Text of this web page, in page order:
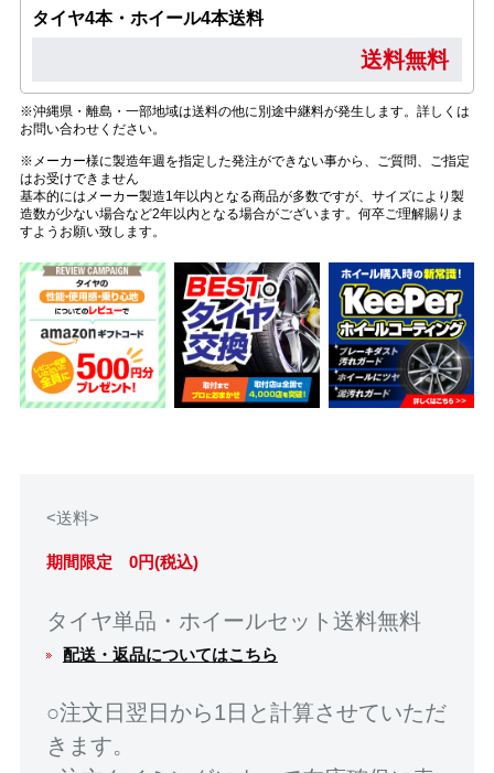
タイヤ4本・ホイール4本送料
送料無料
※沖縄県・離島・一部地域は送料の他に別途中継料が発生します。詳しくは
お問い合わせください。
※メーカー様に製造年週を指定した発注ができない事から、ご質問、ご指定
はお受けできません
基本的にはメーカー製造1年以内となる商品が多数ですが、サイズにより製
造数が少ない場合など2年以内となる場合がございます。何卒ご理解賜りま
すようお願い致します。
<送料>
期間限定 0円(税込)
タイヤ単品・ホイールセット送料無料
配送・返品についてはこちら
○注文日翌日から1日と計算させていただ
きます。